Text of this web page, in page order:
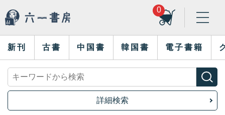
0
新刊 古書 中国書 韓国書 電子書籍
詳細検索